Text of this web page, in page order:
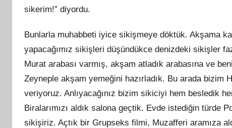
sikerim!” diyordu.
Bunlarla muhabbeti iyice sikişmeye döktük. Akşama
yapacağımız sikişleri düşündükce denizdeki sikişler
Murat arabası varmış, akşam atladık arabasına ve
Zeyneple akşam yemeğini hazırladık. Bu arada bizim
veriyoruz. Anlıyacağınız bizim sikiciyi hem besledik
Biralarımızı aldık salona geçtik. Evde istediğin türde
sikişiriz. Açtık bir Grupseks filmi, Muzafferi aramıza